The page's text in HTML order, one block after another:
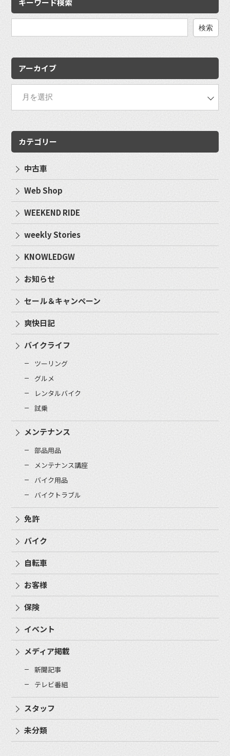
アーカイブ
カテゴリー
中古車
Web Shop
WEEKEND RIDE
weekly Stories
KNOWLEDGW
お知らせ
セール＆キャンペーン
爽快日記
バイクライフ
ツーリング
グルメ
レンタルバイク
試乗
メンテナンス
部品用品
メンテナンス講座
バイク用品
バイクトラブル
免許
バイク
自転車
お客様
保険
イベント
メディア掲載
新聞記事
テレビ番組
スタッフ
未分類